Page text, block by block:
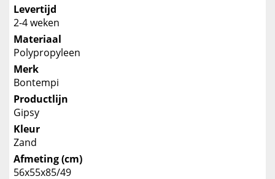
Levertijd
2-4 weken
Materiaal
Polypropyleen
Merk
Bontempi
Productlijn
Gipsy
Kleur
Zand
Afmeting (cm)
56x55x85/49